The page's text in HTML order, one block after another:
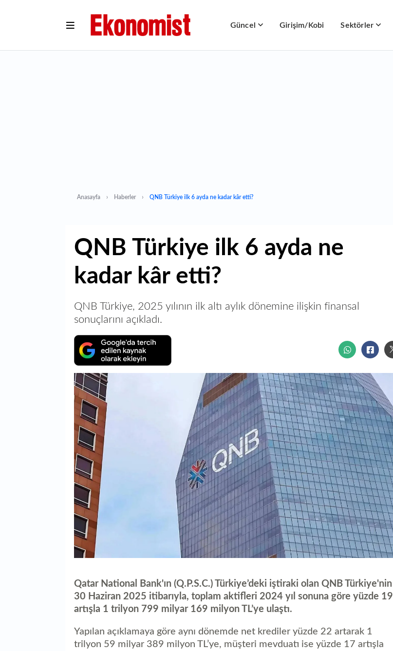
Güncel Girişim/Kobi Sektörler
Anasayfa Haberler QNB Türkiye ilk 6 ayda ne kadar kâr etti?
QNB Türkiye ilk 6 ayda ne
kadar kâr etti?
QNB Türkiye, 2025 yılının ilk altı aylık dönemine ilişkin finansal
sonuçlarını açıkladı.
Qatar National Bank'ın (Q.P.S.C.) Türkiye’deki iştiraki olan QNB Türkiye'nin
30 Haziran 2025 itibarıyla, toplam aktifleri 2024 yıl sonuna göre yüzde 19
artışla 1 trilyon 799 milyar 169 milyon TL’ye ulaştı.
Yapılan açıklamaya göre aynı dönemde net krediler yüzde 22 artarak 1
trilyon 59 milyar 389 milyon TL’ye, müşteri mevduatı ise yüzde 17 artışla